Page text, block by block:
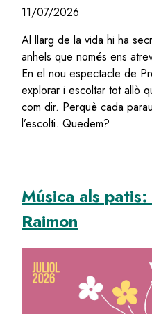
11/07/2026
Al llarg de la vida hi ha
anhels que només ens
En el nou espectacle de
explorar i escoltar tot allò
com dir. Perquè cada
l’escolti. Quedem?
Música als
Raimon